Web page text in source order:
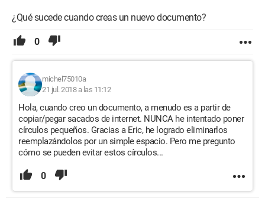
¿Qué sucede cuando creas un nuevo documento?
0
michel75010a
21 jul. 2018 a las 11:12
Hola, cuando creo un documento, a menudo es a partir de
copiar/pegar sacados de internet. NUNCA he intentado poner
círculos pequeños. Gracias a Eric, he logrado eliminarlos
reemplazándolos por un simple espacio. Pero me pregunto
cómo se pueden evitar estos círculos...
0